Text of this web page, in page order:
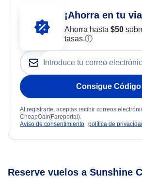
¡Ahorra en tu
Ahorra hasta $50
tasas.ⓘ
Consigue Código
Al registrarte, aceptas recibir correos
CheapOair(Fareportal).
Aviso de consentimiento política de
Reserve vuelos a Sunshine